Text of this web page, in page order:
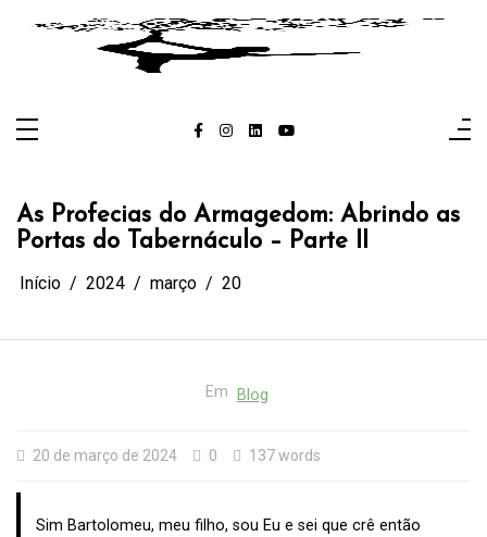
Author: Karin Mozena
As Profecias do Armagedom: Abrindo as
Portas do Tabernáculo – Parte II
Início 2024 março 20
Em Blog
20 de março de 2024 0 137 words
Sim Bartolomeu, meu filho, sou Eu e sei que crê então